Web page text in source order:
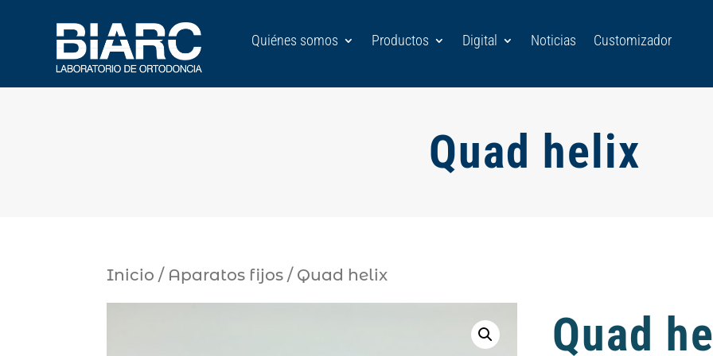
Quiénes somos Productos Digital Noticias Customizador
Quad helix
Inicio / Aparatos fijos / Quad helix
Quad